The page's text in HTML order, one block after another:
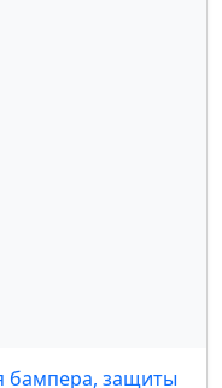
бампера, защиты